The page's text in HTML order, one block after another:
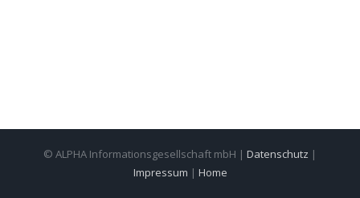
© ALPHA Informationsgesellschaft mbH | Datenschutz |
Impressum | Home